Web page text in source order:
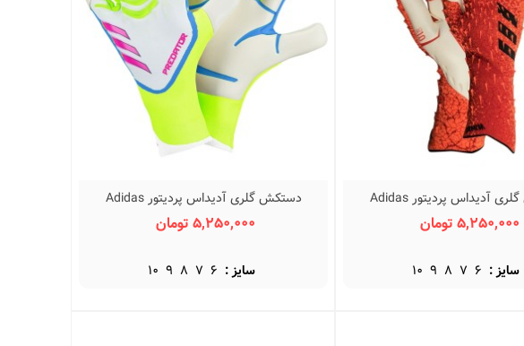
نمایش سریع
دستکش گلری آدیداس پردیتور Adidas
Predator Pro
5,250,000 تومان
سایز : 6
7
8
9
10
نمایش سریع
دستکش گلری آدیداس پردیتور Adidas
Predator Pro
5,250,000 تومان
سایز : 6
7
8
9
10